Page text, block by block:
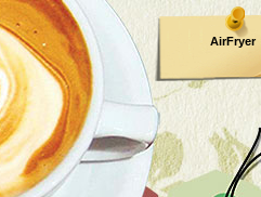
AirFryer